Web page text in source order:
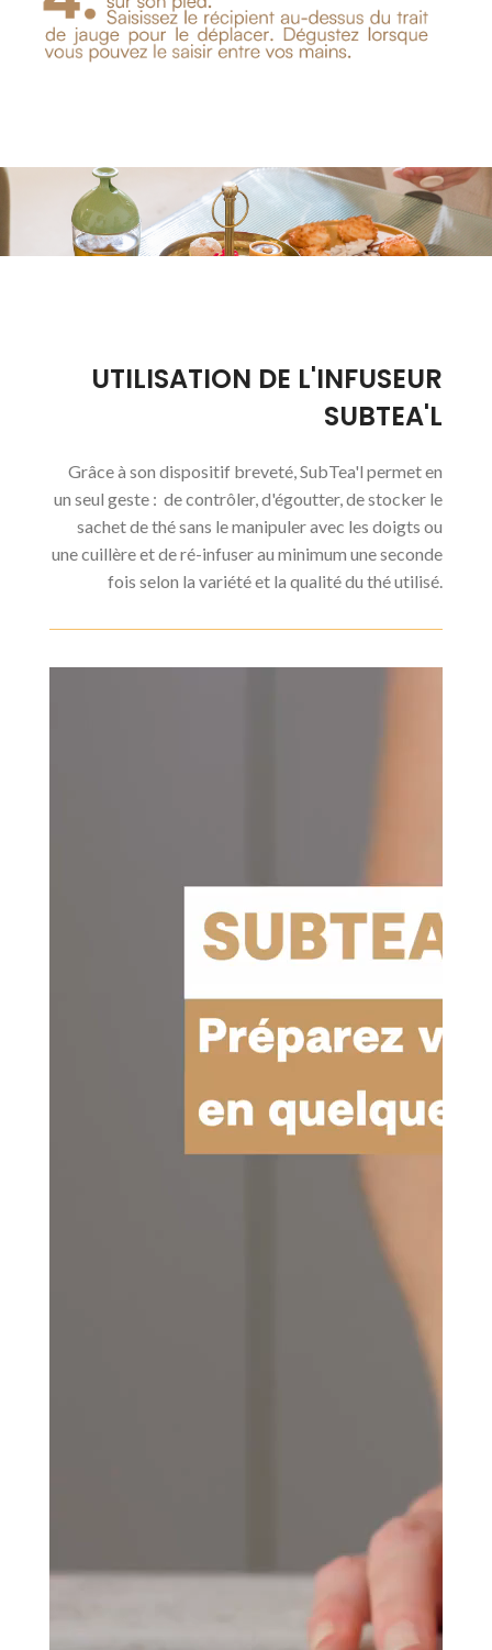
UTILISATION DE L'INFUSEUR
SUBTEA'L
Grâce à son dispositif breveté, SubTea'l permet en
un seul geste : de contrôler, d'égoutter, de stocker le
sachet de thé sans le manipuler avec les doigts ou
une cuillère et de ré-infuser au minimum une seconde
fois selon la variété et la qualité du thé utilisé.